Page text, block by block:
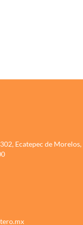
Ecatepec de Morelos,